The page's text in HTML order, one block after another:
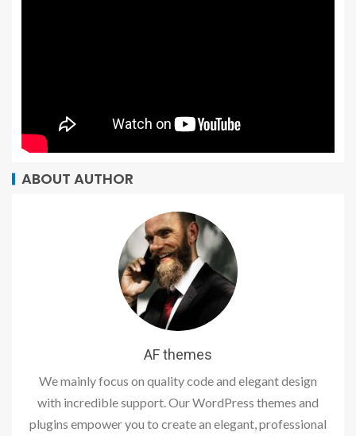
ABOUT AUTHOR
AF themes
We mainly focus on quality code and elegant design
with incredible support. Our WordPress themes and
plugins empower you to create an elegant, professional